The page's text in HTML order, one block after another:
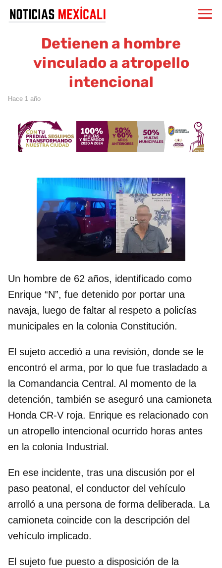
Detienen a hombre
vinculado a atropello
intencional
hace 1 año
Un hombre de 62 años, identificado como
Enrique “N”, fue detenido por portar una
navaja, luego de faltar al respeto a policías
municipales en la colonia Constitución.
El sujeto accedió a una revisión, donde se le
encontró el arma, por lo que fue trasladado a
la Comandancia Central. Al momento de la
detención, también se aseguró una camioneta
Honda CR-V roja. Enrique es relacionado con
un atropello intencional ocurrido horas antes
en la colonia Industrial.
En ese incidente, tras una discusión por el
paso peatonal, el conductor del vehículo
arrolló a una persona de forma deliberada. La
camioneta coincide con la descripción del
vehículo implicado.
El sujeto fue puesto a disposición de la